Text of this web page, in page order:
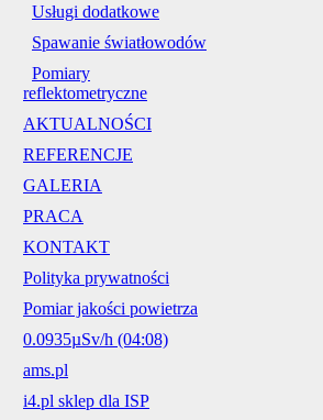
Usługi dodatkowe
Spawanie światłowodów
Pomiary
reflektometryczne
AKTUALNOŚCI
REFERENCJE
GALERIA
PRACA
KONTAKT
Polityka prywatności
Pomiar jakości powietrza
0.0935µSv/h (04:08)
ams.pl
i4.pl sklep dla ISP